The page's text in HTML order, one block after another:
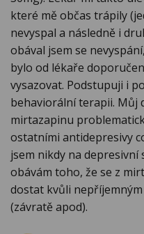
které mě občas trápily
nevyspal a následně i
obával jsem se
bylo od lékaře
vysazovat. Podstupuji i
behaviorální terapii. Můj
mirtazapinu
ostatními antidepresivy
jsem nikdy na
obávám toho, že se z
dostat kvůli
(závratě apod).